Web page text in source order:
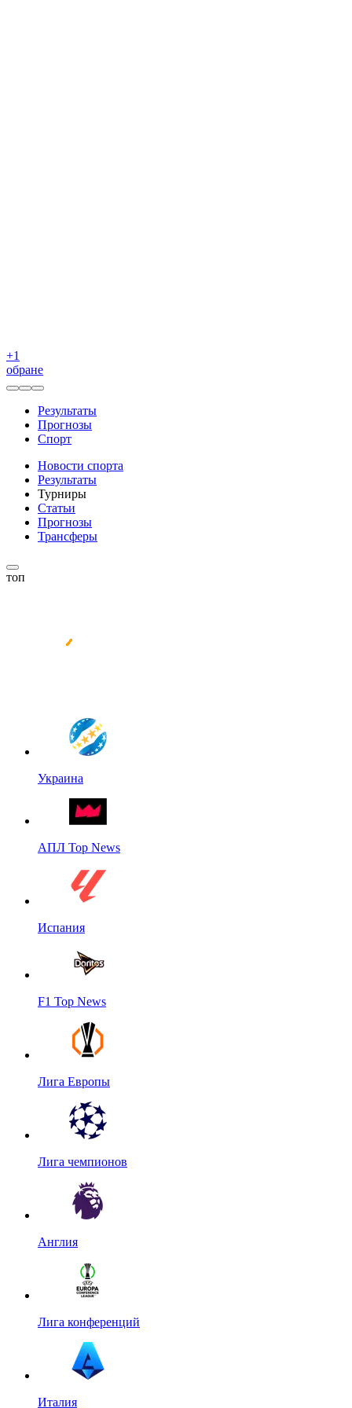
+1
обране
Результаты
Прогнозы
Спорт
Новости спорта
Результаты
Турниры
Статьи
Прогнозы
Трансферы
топ
Украина
АПЛ Top News
Испания
F1 Top News
Лига Европы
Лига чемпионов
Англия
Лига конференций
Италия